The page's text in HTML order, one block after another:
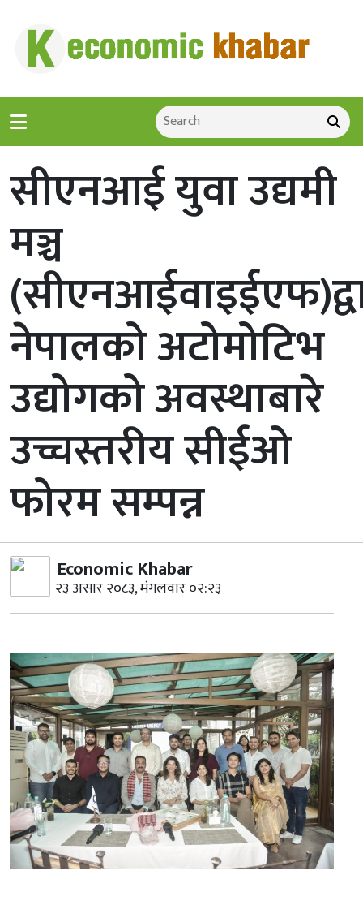
सीएनआई युवा उद्यमी
मञ्च
नेपालको अटोमोटिभ
उद्योगको अवस्थाबारे
उच्चस्तरीय सीईओ
फोरम सम्पन्न
Economic Khabar
२३ असार २०८३, मंगलवार ०२:२३